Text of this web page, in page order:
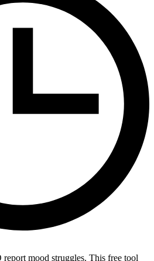
mood struggles. This free tool